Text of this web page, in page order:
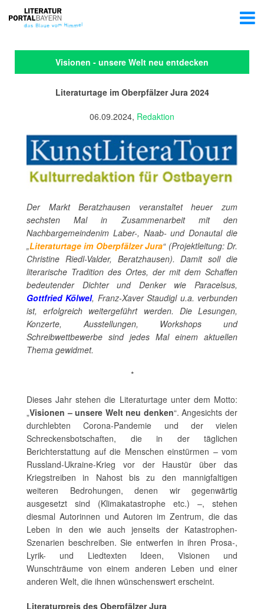
Visionen - unsere Welt neu entdecken
Literaturtage im Oberpfälzer Jura 2024
06.09.2024, Redaktion
Der Markt Beratzhausen veranstaltet heuer zum
sechsten Mal in Zusammenarbeit mit den
Nachbargemeindenim Laber-, Naab- und Donautal die
„Literaturtage im Oberpfälzer Jura“ (Projektleitung: Dr.
Christine Riedl-Valder, Beratzhausen). Damit soll die
literarische Tradition des Ortes, der mit dem Schaffen
bedeutender Dichter und Denker wie Paracelsus,
Gottfried Kölwel, Franz-Xaver Staudigl u.a. verbunden
ist, erfolgreich weitergeführt werden. Die Lesungen,
Konzerte, Ausstellungen, Workshops und
Schreibwettbewerbe sind jedes Mal einem aktuellen
Thema gewidmet.
*
Dieses Jahr stehen die Literaturtage unter dem Motto:
„Visionen – unsere Welt neu denken“. Angesichts der
durchlebten Corona-Pandemie und der vielen
Schreckensbotschaften, die in der täglichen
Berichterstattung auf die Menschen einstürmen – vom
Russland-Ukraine-Krieg vor der Haustür über das
Kriegstreiben in Nahost bis zu den mannigfaltigen
weiteren Bedrohungen, denen wir gegenwärtig
ausgesetzt sind (Klimakatastrophe etc.) –, stehen
diesmal Autorinnen und Autoren im Zentrum, die das
Leben in den wie auch jenseits der Katastrophen-
Szenarien beschreiben. Sie entwerfen in ihren Prosa-,
Lyrik- und Liedtexten Ideen, Visionen und
Wunschträume von einem anderen Leben und einer
anderen Welt, die ihnen wünschenswert erscheint.
Literaturpreis des Oberpfälzer Jura